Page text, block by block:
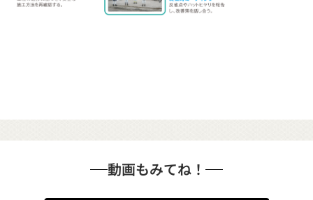
動画もみてね！